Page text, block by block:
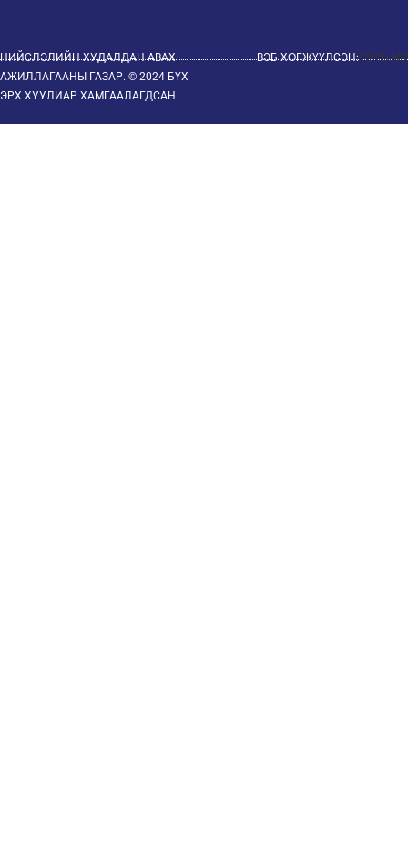
НИЙСЛЭЛИЙН ХУДАЛДАН АВАХ
АЖИЛЛАГААНЫ ГАЗАР. © 2024 БҮХ
ЭРХ ХУУЛИАР ХАМГААЛАГДСАН
ВЭБ ХӨГЖҮҮЛСЭН:EWEB.MN